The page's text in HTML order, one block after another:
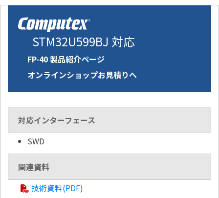
STM32U599BJ 対応
FP-40 製品紹介ページ
オンラインショップお見積りへ
対応インターフェース
SWD
関連資料
技術資料(PDF)